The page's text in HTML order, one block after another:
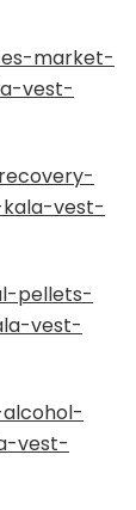
market-
vest-
vest-
pellets-
vest-
vest-